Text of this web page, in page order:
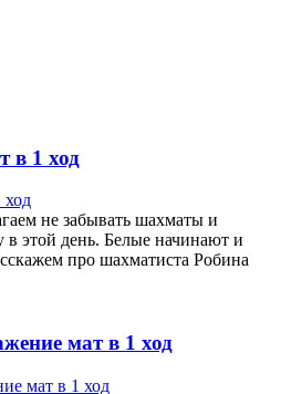
в 1 ход
не забывать шахматы и
в этой день. Белые начинают и
про шахматиста Робина
мат в 1 ход